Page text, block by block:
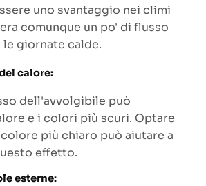
uno svantaggio nei climi
comunque un po' di flusso
giornate calde.
calore:
dell'avvolgibile può
e i colori più scuri. Optare
più chiaro può aiutare a
effetto.
esterne: